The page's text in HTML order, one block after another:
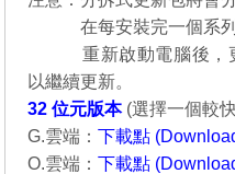
說明：在每安裝完一個系
說明：重新啟動電腦後，
以繼續更新。
32 位元版本(選擇一個較
G.雲端：下載點
O.雲端：下載點